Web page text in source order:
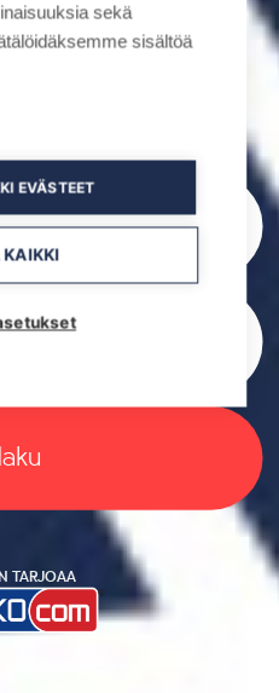
TARJOAA
sekä
sisältöä
EVÄSTEET
KAIKKI